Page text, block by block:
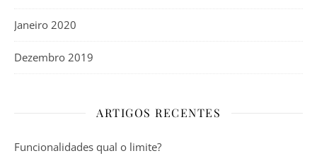
Janeiro 2020
Dezembro 2019
ARTIGOS RECENTES
Funcionalidades qual o limite?